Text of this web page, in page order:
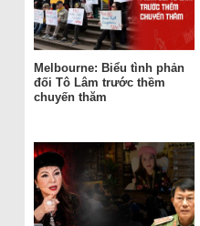
Melbourne: Biểu tình phản
đối Tô Lâm trước thềm
chuyến thăm